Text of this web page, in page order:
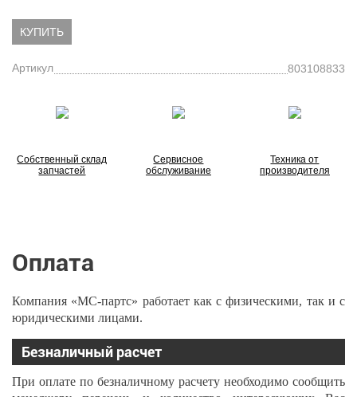
КУПИТЬ
Артикул 803108833
Собственный склад
запчастей
Сервисное
обслуживание
Техника от
производителя
Оплата
Компания «МС-партс» работает как с физическими, так и с
юридическими лицами.
Безналичный расчет
При оплате по безналичному расчету необходимо сообщить